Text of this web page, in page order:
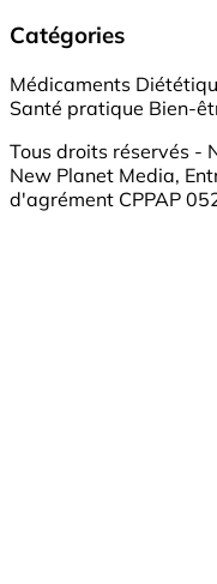
Catégories
Médicaments
Santé pratique Bien-
Tous droits réservés -
New Planet Media,
d'agrément CPPAP